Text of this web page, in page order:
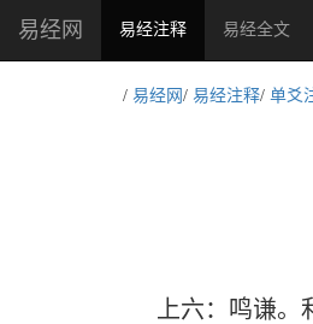
易经网 易经注释(current)易经全文
/ 易经网 / 易经注释/ 单爻
上六：鸣谦。